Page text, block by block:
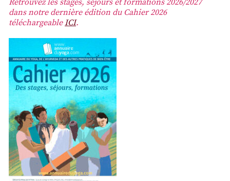
Retrouvez les stages, séjours et formations 2026/2027
dans notre dernière édition du Cahier 2026
téléchargeableICI.